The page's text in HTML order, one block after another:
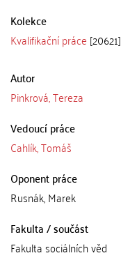
Kolekce
Kvalifikační práce [20621]
Autor
Pinkrová, Tereza
Vedoucí práce
Cahlík, Tomáš
Oponent práce
Rusnák, Marek
Fakulta / součást
Fakulta sociálních věd